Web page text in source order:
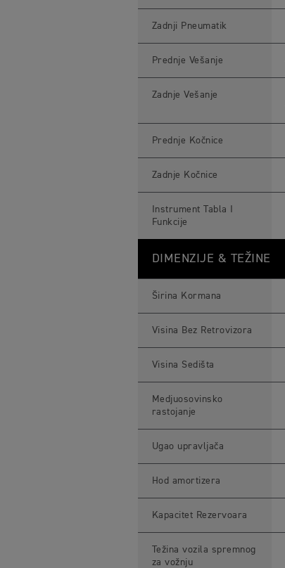
Zadnji Pneumatik
Prednje Vešanje
Zadnje Vešanje
Prednje Kočnice
Zadnje Kočnice
Instrument Tabla I
Funkcije
DIMENZIJE & TEŽINE
Širina Kormana
Visina Bez Retrovizora
Visina Sedišta
Medjuosovinsko
rastojanje
Ugao upravljača
Hod amortizera
Kapacitet Rezervoara
Težina vozila spremnog
za vožnju